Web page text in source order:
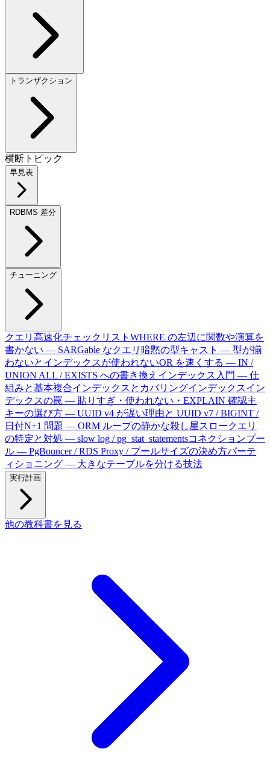
トランザクション
横断トピック
早見表
RDBMS 差分
チューニング
クエリ高速化チェックリスト WHERE の左辺に関数や演算を
書かない — SARGable なクエリ 暗黙の型キャスト — 型が揃
わないとインデックスが使われないOR を速くする — IN /
UNION ALL / EXISTS への書き換え インデックス入門 — 仕
組みと基本複合インデックスとカバリングインデックスイン
デックスの罠 — 貼りすぎ・使われない・EXPLAIN 確認主
キーの選び方 — UUID v4 が遅い理由と UUID v7 / BIGINT /
日付N+1 問題 — ORM ループの静かな殺し屋スロークエリ
の特定と対処 — slow log / pg_stat_statementsコネクションプー
ル — PgBouncer / RDS Proxy / プールサイズの決め方パーテ
ィショニング — 大きなテーブルを分ける技法
実行計画
他の教科書を見る